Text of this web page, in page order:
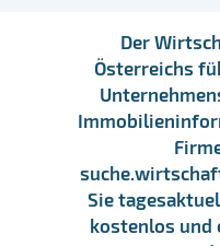
Der
Österreichs
Sie
kostenlos und